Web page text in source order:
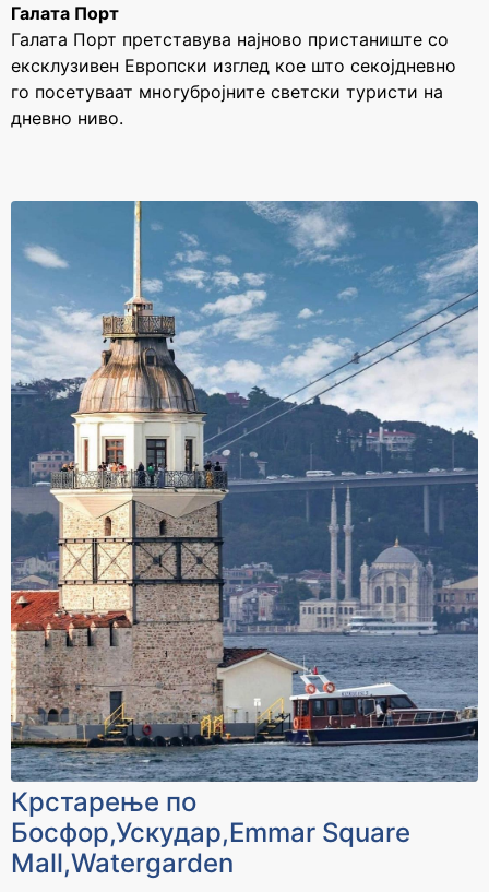
Галата Порт
Галата Порт претставува најново пристаниште со
ексклузивен Европски изглед кое што секојдневно
го посетуваат многубројните светски туристи на
дневно ниво.
Крстарење по
Босфор,Ускудар,Emmar Square
Mall,Watergarden